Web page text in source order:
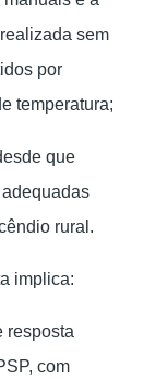
sem
por
temperatura;
que
rural.
implica:
resposta
com